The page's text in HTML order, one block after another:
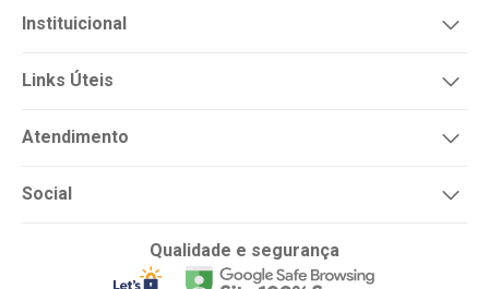
Instituicional
Links Úteis
Atendimento
Social
Qualidade e segurança